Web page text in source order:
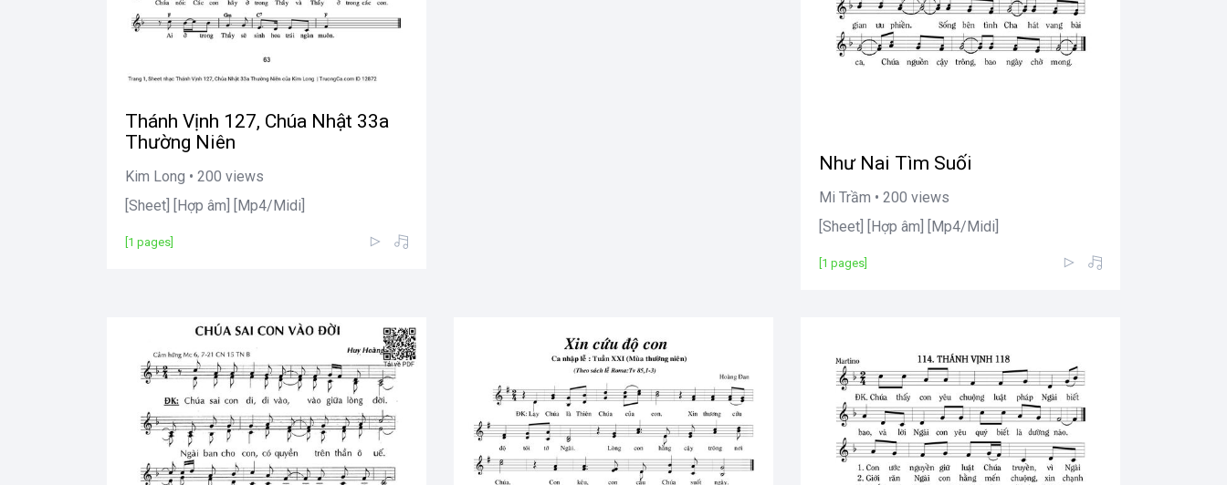
Thánh Vịnh 127, Chúa Nhật 33a
Thường Niên
Kim Long • 200 views
[Sheet] [Hợp âm] [Mp4/Midi]
[1 pages]
Như Nai Tìm Suối
Mi Trầm • 200 views
[Sheet] [Hợp âm] [Mp4/Midi]
[1 pages]